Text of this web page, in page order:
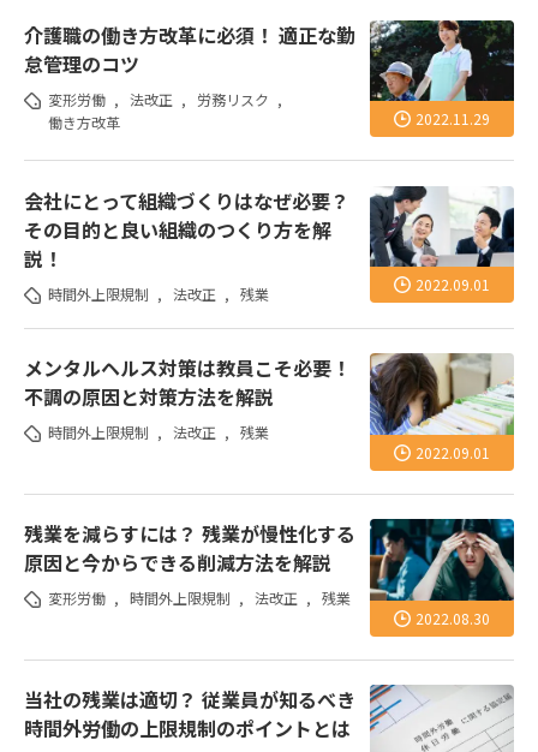
2022.11.29
介護職の働き方改革に必須！ 適正な勤
怠管理のコツ
変形労働 , 法改正 , 労務リスク ,
働き方改革
2022.09.01
会社にとって組織づくりはなぜ必要？
その目的と良い組織のつくり方を解
説！
時間外上限規制 , 法改正 , 残業
2022.09.01
メンタルヘルス対策は教員こそ必要！
不調の原因と対策方法を解説
時間外上限規制 , 法改正 , 残業
2022.08.30
残業を減らすには？ 残業が慢性化する
原因と今からできる削減方法を解説
変形労働 , 時間外上限規制 , 法改正 , 残業
当社の残業は適切？ 従業員が知るべき
時間外労働の上限規制のポイントとは